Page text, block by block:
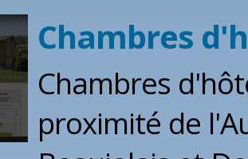
Chambres
Chambres
proximité de